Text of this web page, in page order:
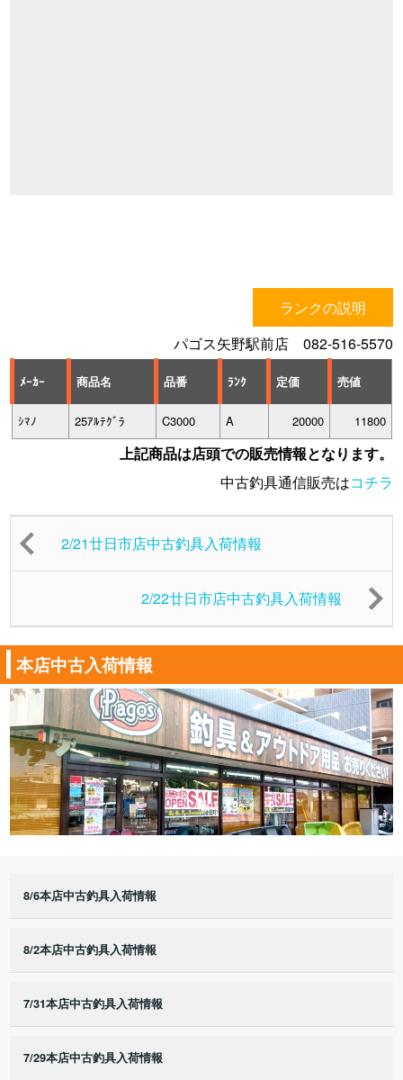
ランクの説明
パゴス矢野駅前店 082-516-5570
ﾒｰｶｰ 商品名 品番 ﾗﾝｸ 定価 売値
ｼﾏﾉ 25ｱﾙﾃｸﾞﾗ C3000 A 20000 11800
上記商品は店頭での販売情報となります。
中古釣具通信販売はコチラ
2/21廿日市店中古釣具入荷情報
2/22廿日市店中古釣具入荷情報
本店中古入荷情報
8/6本店中古釣具入荷情報
8/2本店中古釣具入荷情報
7/31本店中古釣具入荷情報
7/29本店中古釣具入荷情報